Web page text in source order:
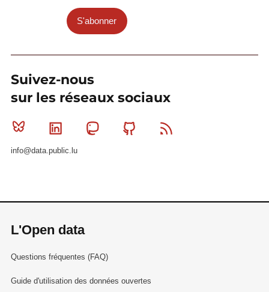
S'abonner
Suivez-nous
sur les réseaux sociaux
Bluesky Linkedin MastodonGithub
info@data.public.lu
L'Open data
Questions fréquentes (FAQ)
Guide d'utilisation des données ouvertes